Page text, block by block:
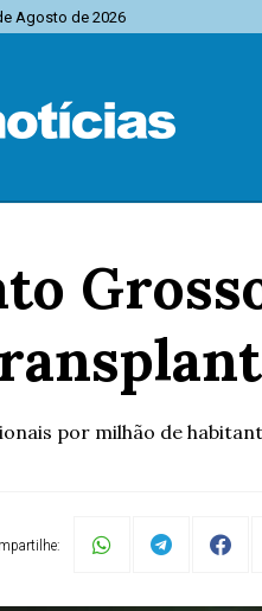
Agosto de 2026
por milhão de